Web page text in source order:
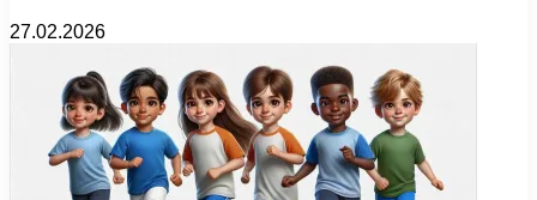
27.02.2026